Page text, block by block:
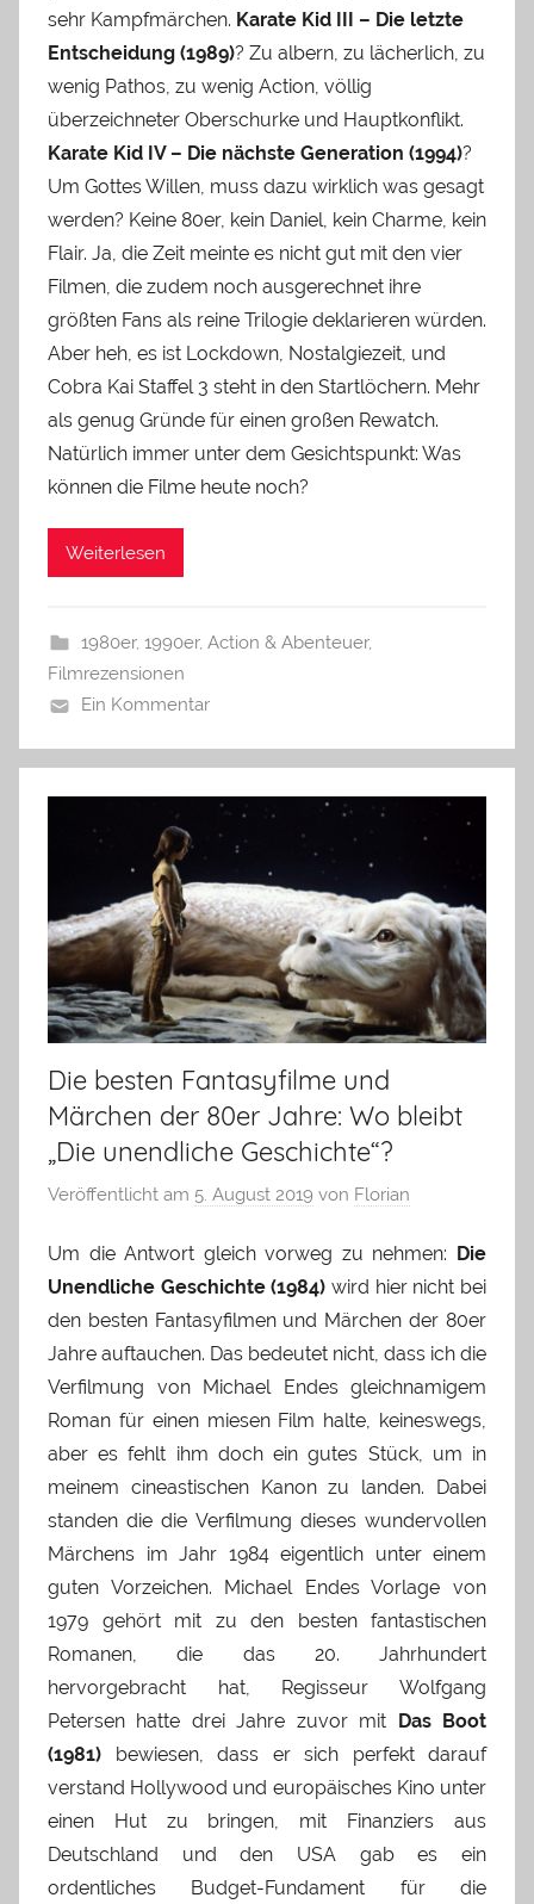
sehr Kampfmärchen. Karate Kid III – Die letzte
Entscheidung (1989)? Zu albern, zu lächerlich, zu
wenig Pathos, zu wenig Action, völlig
überzeichneter Oberschurke und Hauptkonflikt.
Karate Kid IV – Die nächste Generation (1994)?
Um Gottes Willen, muss dazu wirklich was gesagt
werden? Keine 80er, kein Daniel, kein Charme, kein
Flair. Ja, die Zeit meinte es nicht gut mit den vier
Filmen, die zudem noch ausgerechnet ihre
größten Fans als reine Trilogie deklarieren würden.
Aber heh, es ist Lockdown, Nostalgiezeit, und
Cobra Kai Staffel 3 steht in den Startlöchern. Mehr
als genug Gründe für einen großen Rewatch.
Natürlich immer unter dem Gesichtspunkt: Was
können die Filme heute noch?
Weiterlesen
1980er, 1990er, Action & Abenteuer,
Filmrezensionen
Ein Kommentar
Die besten Fantasyfilme und
Märchen der 80er Jahre: Wo bleibt
„Die unendliche Geschichte“?
Veröffentlicht am 5. August 2019 von Florian
Um die Antwort gleich vorweg zu nehmen: Die
Unendliche Geschichte (1984) wird hier nicht bei
den besten Fantasyfilmen und Märchen der 80er
Jahre auftauchen. Das bedeutet nicht, dass ich die
Verfilmung von Michael Endes gleichnamigem
Roman für einen miesen Film halte, keineswegs,
aber es fehlt ihm doch ein gutes Stück, um in
meinem cineastischen Kanon zu landen. Dabei
standen die die Verfilmung dieses wundervollen
Märchens im Jahr 1984 eigentlich unter einem
guten Vorzeichen. Michael Endes Vorlage von
1979 gehört mit zu den besten fantastischen
Romanen, die das 20. Jahrhundert
hervorgebracht hat, Regisseur Wolfgang
Petersen hatte drei Jahre zuvor mit Das Boot
(1981) bewiesen, dass er sich perfekt darauf
verstand Hollywood und europäisches Kino unter
einen Hut zu bringen, mit Finanziers aus
Deutschland und den USA gab es ein
ordentliches Budget-Fundament für die